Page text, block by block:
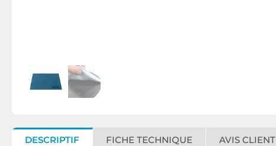
DESCRIPTIF FICHE TECHNIQUE AVIS CLIENT